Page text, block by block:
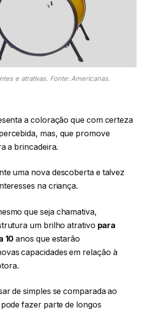
e atrativas. Fonte: Americanas.
a coloração que com certeza
mas, que promove
a brincadeira.
uma nova descoberta e talvez
na criança.
que seja chamativa,
um brilho atrativo para
10 anos que estarão
capacidades em relação à
de simples se comparada ao
fazer parte de longos